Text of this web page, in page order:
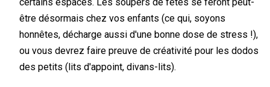
être désormais chez vos enfants (ce qui, soyons
honnêtes, décharge aussi d'une bonne dose de stress !),
ou vous devrez faire preuve de créativité pour les dodos
des petits (lits d'appoint, divans-lits).